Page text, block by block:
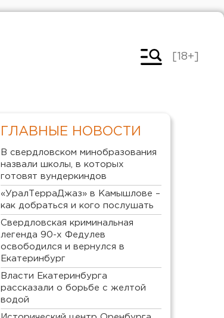
[18+]
ГЛАВНЫЕ НОВОСТИ
В свердловском минобразования
назвали школы, в которых
готовят вундеркиндов
«УралТерраДжаз» в Камышлове –
как добраться и кого послушать
Свердловская криминальная
легенда 90-х Федулев
освободился и вернулся в
Екатеринбург
Власти Екатеринбурга
рассказали о борьбе с желтой
водой